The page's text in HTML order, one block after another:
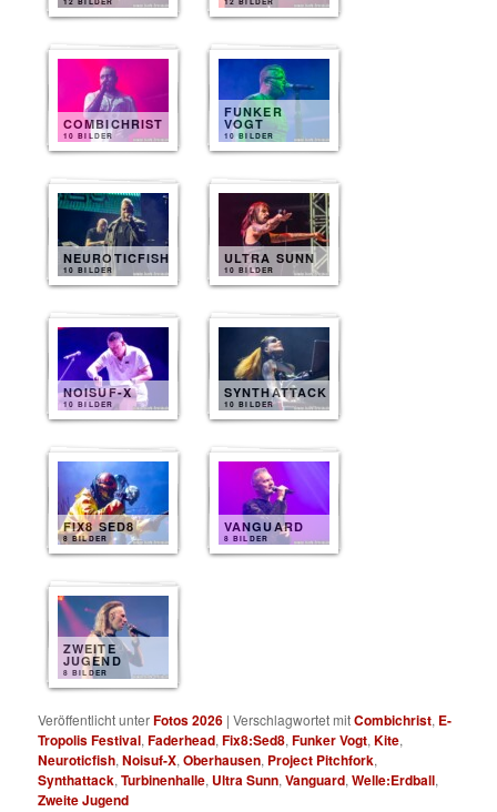
COMBICHRIST
10 BILDER
FUNKER
VOGT
10 BILDER
NEUROTICFISH
10 BILDER
ULTRA SUNN
10 BILDER
NOISUF-X
10 BILDER
SYNTHATTACK
10 BILDER
FIX8 SED8
8 BILDER
VANGUARD
8 BILDER
ZWEITE
JUGEND
8 BILDER
Veröffentlicht unterFotos 2026 |Verschlagwortet mitCombichrist, E-
Tropolis Festival,Faderhead,Fix8:Sed8,Funker Vogt,Kite,
Neuroticfish,Noisuf-X,Oberhausen, Project Pitchfork,
Synthattack,Turbinenhalle, Ultra Sunn,Vanguard,Welle:Erdball,
Zweite Jugend